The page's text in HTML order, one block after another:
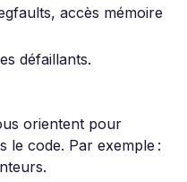
accès mémoire
défaillants.
orientent pour
le code. Par exemple :